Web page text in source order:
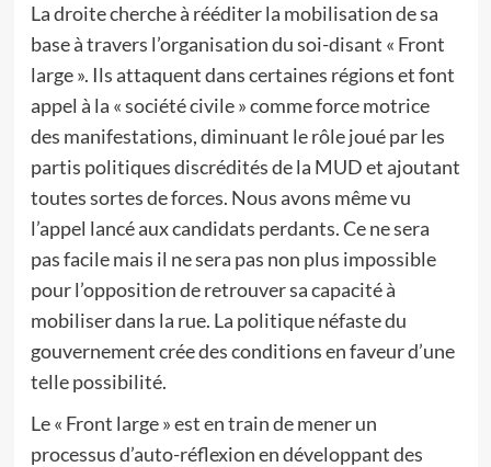
La droite cherche à rééditer la mobilisation de sa
base à travers l’organisation du soi-disant « Front
large ». Ils attaquent dans certaines régions et font
appel à la « société civile » comme force motrice
des manifestations, diminuant le rôle joué par les
partis politiques discrédités de la MUD et ajoutant
toutes sortes de forces. Nous avons même vu
l’appel lancé aux candidats perdants. Ce ne sera
pas facile mais il ne sera pas non plus impossible
pour l’opposition de retrouver sa capacité à
mobiliser dans la rue. La politique néfaste du
gouvernement crée des conditions en faveur d’une
telle possibilité.
Le « Front large » est en train de mener un
processus d’auto-réflexion en développant des